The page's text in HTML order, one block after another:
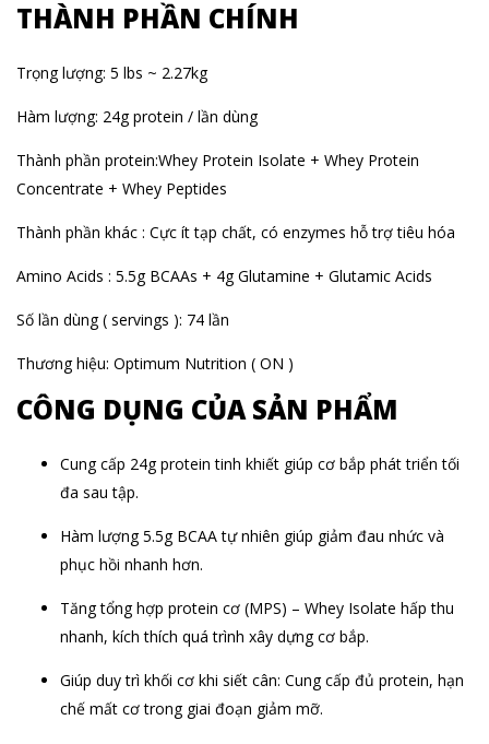
THÀNH PHẦN CHÍNH
Trọng lượng: 5 lbs ~ 2.27kg
Hàm lượng: 24g protein / lần dùng
Thành phần protein:Whey Protein Isolate + Whey Protein
Concentrate + Whey Peptides
Thành phần khác : Cực ít tạp chất, có enzymes hỗ trợ tiêu hóa
Amino Acids : 5.5g BCAAs + 4g Glutamine + Glutamic Acids
Số lần dùng ( servings ): 74 lần
Thương hiệu: Optimum Nutrition ( ON )
CÔNG DỤNG CỦA SẢN PHẨM
Cung cấp 24g protein tinh khiết giúp cơ bắp phát triển tối
đa sau tập.
Hàm lượng 5.5g BCAA tự nhiên giúp giảm đau nhức và
phục hồi nhanh hơn.
Tăng tổng hợp protein cơ (MPS) – Whey Isolate hấp thu
nhanh, kích thích quá trình xây dựng cơ bắp.
Giúp duy trì khối cơ khi siết cân: Cung cấp đủ protein, hạn
chế mất cơ trong giai đoạn giảm mỡ.